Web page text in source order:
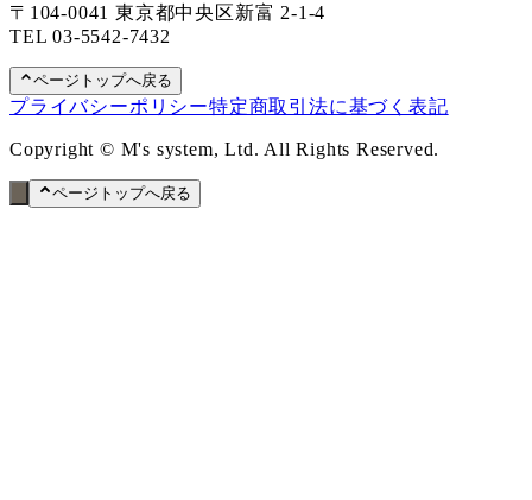
〒104-0041 東京都中央区新富 2-1-4
TEL03-5542-7432
ページトップへ戻る
プライバシーポリシー特定商取引法に基づく表記
Copyright © M's system, Ltd. All Rights Reserved.
ページトップへ戻る